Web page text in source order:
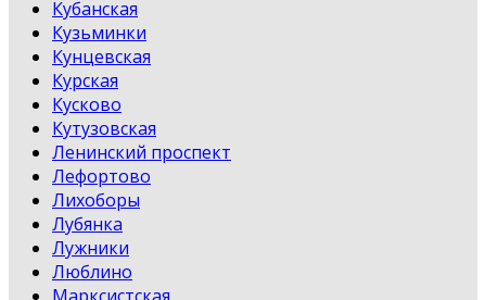
Кубанская
Кузьминки
Кунцевская
Курская
Кусково
Кутузовская
Ленинский проспект
Лефортово
Лихоборы
Лубянка
Лужники
Люблино